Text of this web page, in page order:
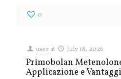
0
user at July 18, 2026
Primobolan
Applicazione e Vantaggi